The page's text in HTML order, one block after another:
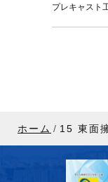
プレキャス
ホーム 15 東面